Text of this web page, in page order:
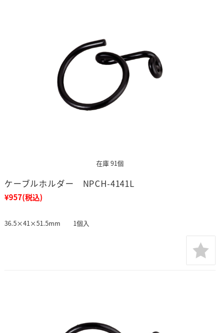
在庫 91個
ケーブルホルダー NPCH-4141L
¥957(税込)
36.5×41×51.5mm 1個入